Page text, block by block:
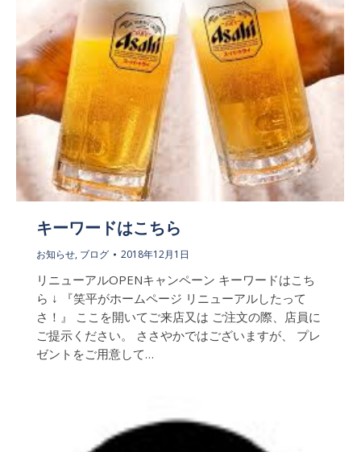
キーワードはこちら
お知らせ, ブログ 2018年12月1日
リニューアルOPENキャンペーン キーワードはこち
ら ↓ 『笑平がホームページ リニューアルしたって
さ！』 ここを開いてご来店又は ご注文の際、店員に
ご提示ください。 ささやかではございますが、 プレ
ゼントをご用意して…